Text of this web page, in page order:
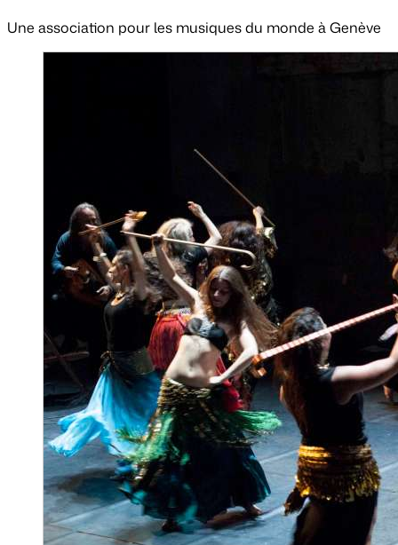
Une association pour les musiques du monde à Genève